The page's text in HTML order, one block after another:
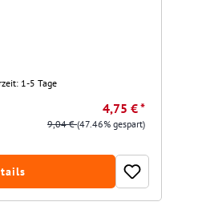
1-5 Tage
4,75 € *
9,04 €(47.46% gespart)